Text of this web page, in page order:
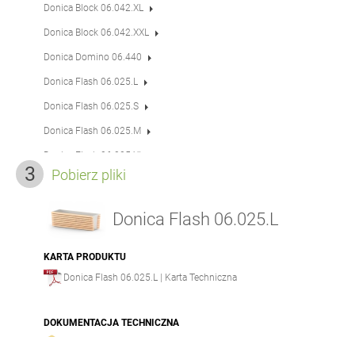
Donica Block 06.042.XL
Donica Block 06.042.XXL
Donica Domino 06.440
Donica Flash 06.025.L
Donica Flash 06.025.S
Donica Flash 06.025.M
Donica Flash 06.025.XL
Donica IVO 06.045.L
Donica IVO 06.045.S
Donica IVO 06.045.M
Donica Orbit 06.450
Donica Orbit 06.450.5
Pobierz pliki
Donica Flash 06.025.L
KARTA PRODUKTU
Donica Flash 06.025.L | Karta Techniczna
DOKUMENTACJA TECHNICZNA